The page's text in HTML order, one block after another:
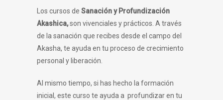
Los cursos de Sanación y Profundización
Akashica,son vivenciales y prácticos. A través
de la sanación que recibes desde el campo del
Akasha, te ayuda en tu proceso de crecimiento
personal y liberación.
Al mismo tiempo, si has hecho la formación
inicial, este curso te ayuda a profundizar en tu